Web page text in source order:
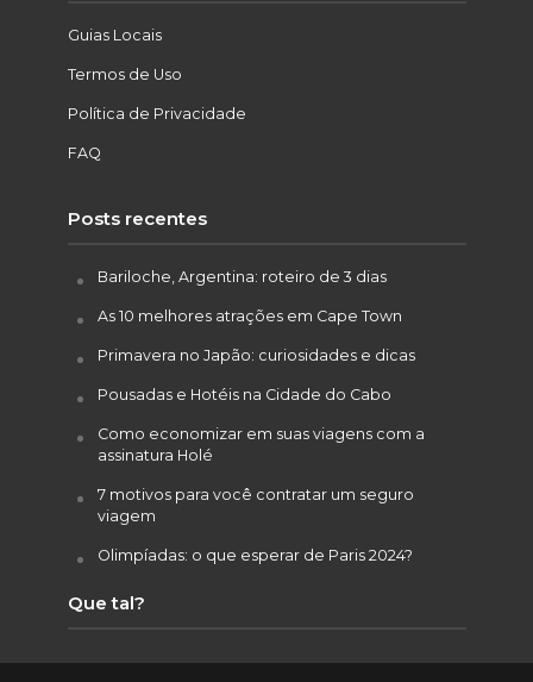
Guias Locais
Termos de Uso
Política de Privacidade
FAQ
Posts recentes
Bariloche, Argentina: roteiro de 3 dias
As 10 melhores atrações em Cape Town
Primavera no Japão: curiosidades e dicas
Pousadas e Hotéis na Cidade do Cabo
Como economizar em suas viagens com a
assinatura Holé
7 motivos para você contratar um seguro
viagem
Olimpíadas: o que esperar de Paris 2024?
Que tal?